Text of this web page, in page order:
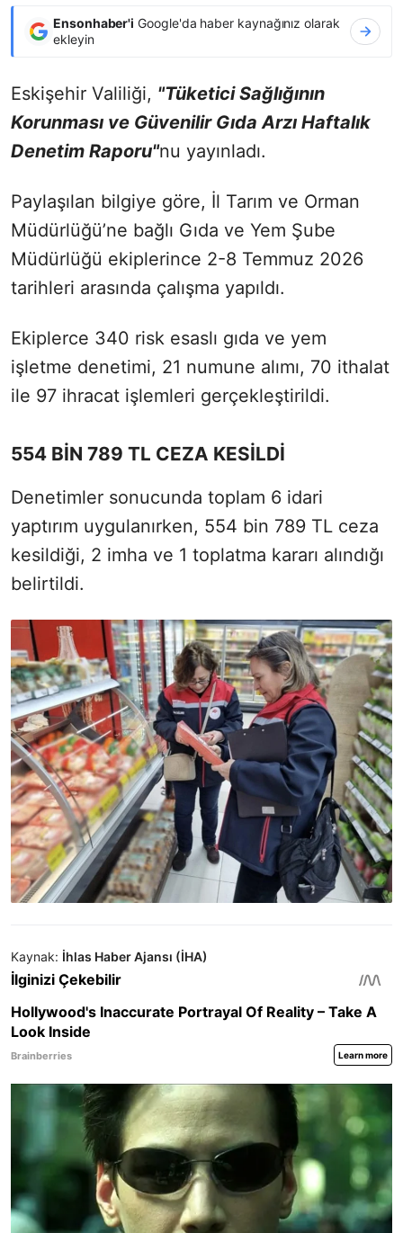
Ensonhaber'i Google'da haber kaynağınız olarak
ekleyin
Eskişehir Valiliği, "Tüketici Sağlığının
Korunması ve Güvenilir Gıda Arzı Haftalık
Denetim Raporu"nu yayınladı.
Paylaşılan bilgiye göre, İl Tarım ve Orman
Müdürlüğü’ne bağlı Gıda ve Yem Şube
Müdürlüğü ekiplerince 2-8 Temmuz 2026
tarihleri arasında çalışma yapıldı.
Ekiplerce 340 risk esaslı gıda ve yem
işletme denetimi, 21 numune alımı, 70 ithalat
ile 97 ihracat işlemleri gerçekleştirildi.
554 BİN 789 TL CEZA KESİLDİ
Denetimler sonucunda toplam 6 idari
yaptırım uygulanırken, 554 bin 789 TL ceza
kesildiği, 2 imha ve 1 toplatma kararı alındığı
belirtildi.
Kaynak: İhlas Haber Ajansı (İHA)